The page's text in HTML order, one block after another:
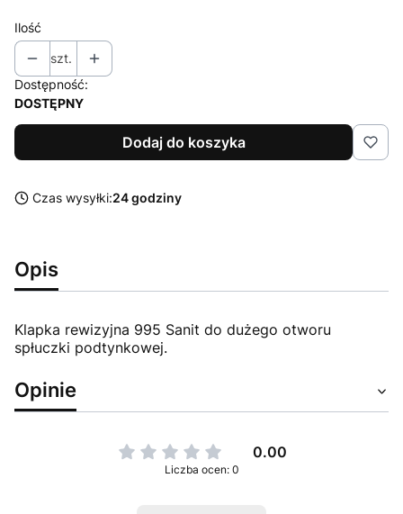
Ilość
szt.
Dostępność:
DOSTĘPNY
Dodaj do koszyka
Czas wysyłki:24 godziny
Opis
Klapka rewizyjna 995 Sanit do dużego otworu
spłuczki podtynkowej.
Opinie
0.00
Liczba ocen: 0